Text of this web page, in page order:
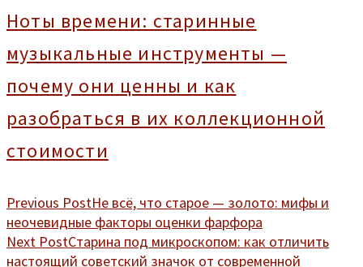
Ноты времени: старинные
музыкальные инструменты —
почему они ценны и как
разобраться в их коллекционной
стоимости
Previous PostНе всё, что старое — золото: мифы и
неочевидные факторы оценки фарфора
Next PostСтарина под микроскопом: как отличить
настоящий советский значок от современной